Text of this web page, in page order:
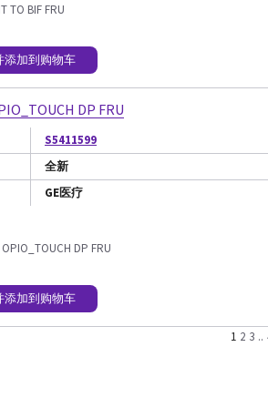
TO BIF FRU
添加到购物车
DP FRU
S5411599
全新
GE医疗
DP FRU
添加到购物车
1 2 3 ..